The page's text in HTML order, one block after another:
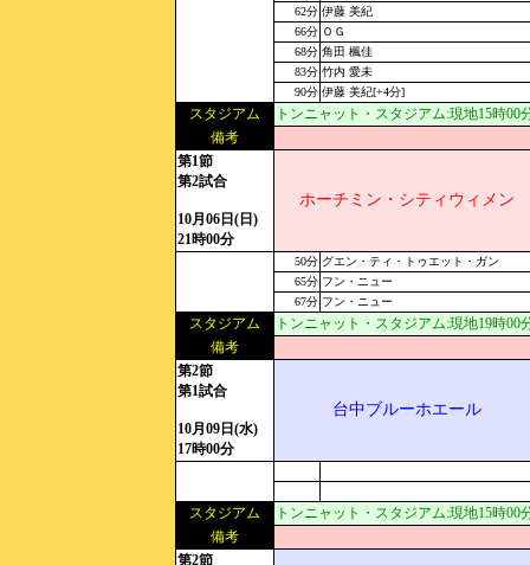
62分 伊藤 美紀
66分 ＯＧ
68分 角田 楓佳
83分 竹内 愛未
90分 伊藤 美紀[+4分]
スタジアム
トンニャット・スタジアム:現地15時00
備考
第1節
第2試合
10月06日(日)
21時00分
ホーチミン・シティウィメン
50分 グエン・ティ・トゥエット・ガン
65分 フン・ニュー
67分 フン・ニュー
スタジアム
トンニャット・スタジアム:現地19時00
備考
第2節
第1試合
10月09日(水)
17時00分
台中ブルーホエール
スタジアム
トンニャット・スタジアム:現地15時00
備考
第2節